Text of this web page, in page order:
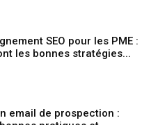
SEO pour les PME :
les bonnes stratégies...
email de prospection :